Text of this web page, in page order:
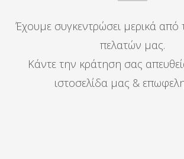
Έχουμε συγκεντρώσει μερικά από
πελατών μας.
Κάντε την κράτηση σας
ιστοσελίδα μας &